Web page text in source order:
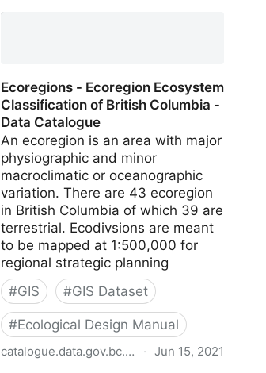
Ecoregions - Ecoregion Ecosystem
Classification of British Columbia -
Data Catalogue
An ecoregion is an area with major
physiographic and minor
macroclimatic or oceanographic
variation. There are 43 ecoregion
in British Columbia of which 39 are
terrestrial. Ecodivsions are meant
to be mapped at 1:500,000 for
regional strategic planning
#GIS #GIS Dataset
#Ecological Design Manual
catalogue.data.gov.bc.ca · Jun 15, 2021